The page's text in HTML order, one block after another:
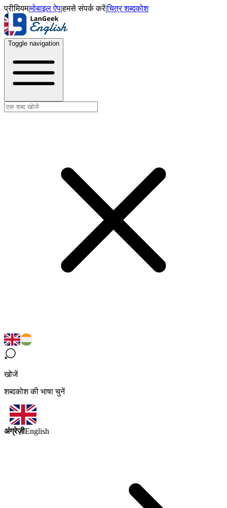
प्रीमियम|मोबाइल ऐप|हमसे संपर्क करें|चित्र शब्दकोश
Toggle navigation
खोजें
शब्दकोश की भाषा चुनें
अंग्रेज़ीEnglish